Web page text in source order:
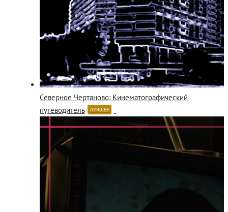
Северное Чертаново: Кинематографический
путеводитель
ЛУЧШЕЕ